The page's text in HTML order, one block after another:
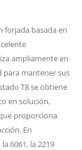
forjada basada en
ampliamente en
para mantener sus
T8 se obtiene
en solución,
proporciona
En
6061, la 2219